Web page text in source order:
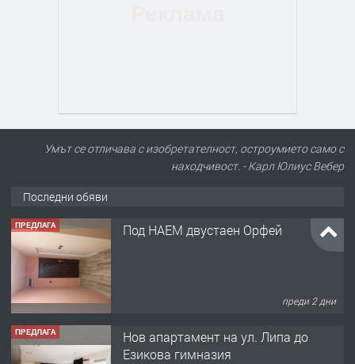
Умът се отличава с изобретателност, остроумието само с
находчивост. - Карл Юлиус Вебер
Последни обяви
ПРЕДЛАГА Под НАЕМ двустаен Орфей
преди 2 дни
ПРЕДЛАГА
Нов апартамент на ул. Липа до
Езикова гимназия